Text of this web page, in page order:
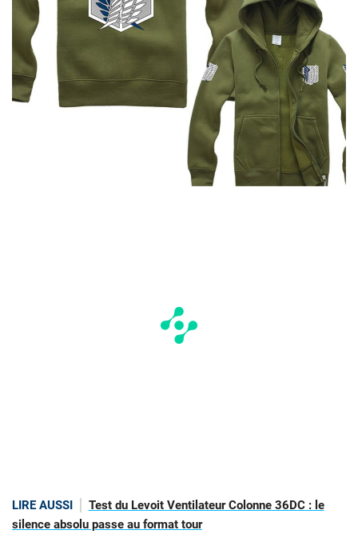
LIRE AUSSI
Test du Levoit Ventilateur Colonne 36DC : le
silence absolu passe au format tour